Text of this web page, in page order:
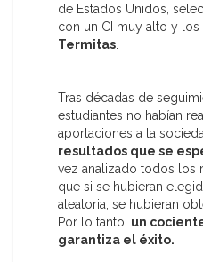
de Estados Unidos,
con un CI muy alto y
Termitas.
Tras décadas de
estudiantes no habían
aportaciones a la
resultados que se
vez analizado todos los
que si se hubieran
aleatoria, se hubieran
Por lo tanto, un
garantiza el éxito.